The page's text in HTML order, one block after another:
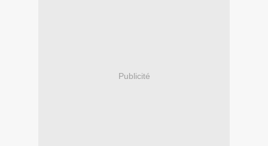
Publicité